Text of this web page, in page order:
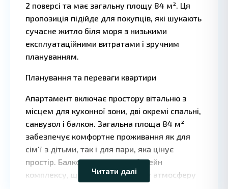
2 поверсі та має загальну площу 84 м². Ця
пропозиція підійде для покупців, які шукають
сучасне житло біля моря з низькими
експлуатаційними витратами і зручним
плануванням.
Планування та переваги квартири
Апартамент включає простору вітальню з
місцем для кухонної зони, дві окремі спальні,
санвузол і балкон. Загальна площа 84 м²
забезпечує комфортне проживання як для
сім'ї з дітьми, так і для пари, яка цінує
простір. Балкон виходить на басейн
комплексу, що створює приємну атмосферу
Читати далі
OpenStreetMap